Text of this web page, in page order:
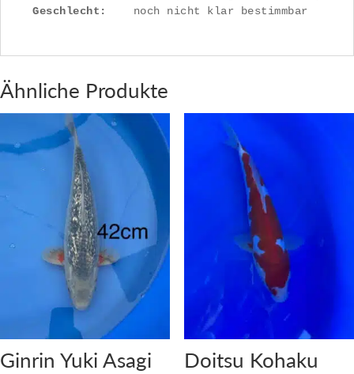
Geschlecht:
    noch nicht klar bestimmbar
Ähnliche Produkte
Ginrin Yuki Asagi Doitsu Kohaku